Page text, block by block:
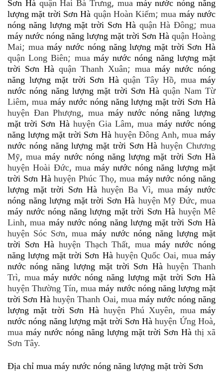
Sơn Hà quận Hai Bà Trưng, mua máy nước nóng năng
lượng mặt trời Sơn Hà quận Hoàn Kiếm;mua máy nước
nóng năng lượng mặt trời Sơn Hà quận Hà Đông;mua
máy nước nóng năng lượng mặt trời Sơn Hà quận Hoàng
Mai; mua máy nước nóng năng lượng mặt trời Sơn Hà
quận Long Biên; mua máy nước nóng năng lượng mặt
trời Sơn Hà quận Thanh Xuân; mua máy nước nóng
năng lượng mặt trời Sơn Hàquận Tây Hồ, mua máy
nước nóng năng lượng mặt trời Sơn Hà quận Nam Từ
Liêm, mua máy nước nóng năng lượng mặt trời Sơn Hà
huyện Đan Phượng, mua máy nước nóng năng lượng
mặt trời Sơn Hà huyện Gia Lâm,mua máy nước nóng
năng lượng mặt trời Sơn Hà huyện Đông Anh,mua máy
nước nóng năng lượng mặt trời Sơn Hà huyện Chương
Mỹ,mua máy nước nóng năng lượng mặt trời Sơn Hà
huyện Hoài Đức, mua máy nước nóng năng lượng mặt
trời Sơn Hà huyện Phúc Thọ, mua máy nước nóng năng
lượng mặt trời Sơn Hà huyện Ba Vì, mua máy nước
nóng năng lượng mặt trời Sơn Hà huyện Mỹ Đức, mua
máy nước nóng năng lượng mặt trời Sơn Hà huyện Mê
Linh,mua máy nước nóng năng lượng mặt trời Sơn Hà
huyện Sóc Sơn,mua máy nước nóng năng lượng mặt
trời Sơn Hà huyện Thạch Thất,mua máy nước nóng
năng lượng mặt trời Sơn Hà huyện Quốc Oai, mua máy
nước nóng năng lượng mặt trời Sơn Hà huyện Thanh
Trì, mua máy nước nóng năng lượng mặt trời Sơn Hà
huyện Thường Tín,mua máy nước nóng năng lượng mặt
trời Sơn Hà huyện Thanh Oai, mua máy nước nóng năng
lượng mặt trời Sơn Hà huyện Phú Xuyên, mua máy
nước nóng năng lượng mặt trời Sơn Hà huyện Ứng Hoà,
mua máy nước nóng năng lượng mặt trời Sơn Hà thị xã
Sơn Tây.
Địa chỉ mua máy nước nóng năng lượng mặt trời Sơn